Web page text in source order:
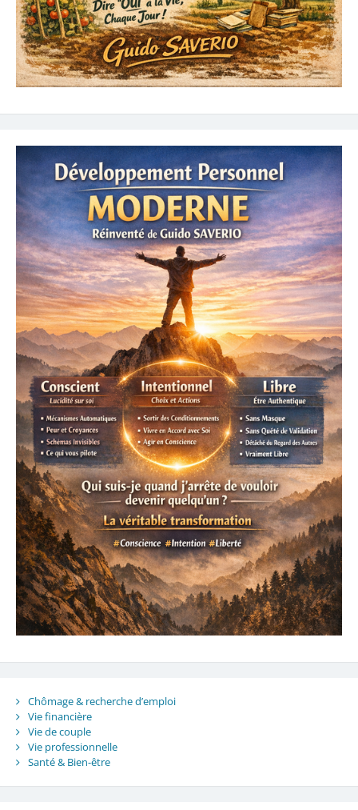
Chômage & recherche d’emploi
Vie financière
Vie de couple
Vie professionnelle
Santé & Bien-être